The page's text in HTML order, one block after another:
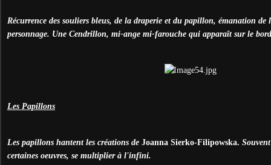
Récurrence des souliers bleus, de la draperie et du papillon, émanation de
personnage. Une Cendrillon, mi-ange mi-farouche qui apparaît sur le
Les Papillons
Les papillons hantent les créations de Joanna Sierko-Filipowska.
certaines oeuvres, se multiplier à l'infini.